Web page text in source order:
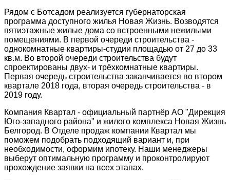
Рядом с Ботсадом реализуется губернаторская
программа доступного жилья Новая Жизнь. Возводятся
пятиэтажные жилые дома со встроенными нежилыми
помещениями. В первой очереди строительства -
однокомнатные квартиры-студии площадью от 27 до 33
кв.м. Во второй очереди строительства будут
спроектированы двух- и трёхкомнатные квартиры.
Первая очередь строительства заканчивается во втором
квартале 2018 года, вторая очередь строительства - в
2019 году.
Компания Квартал - официальный партнёр АО "Дирекция
Юго-западного района" и жилого комплекса Новая Жизнь
Белгород. В Отделе продаж компании Квартал мы
поможем подобрать подходящий вариант и, при
необходимости, оформим ипотеку. Наши менеджеры
выберут оптимальную программу и проконтролируют
прохождение заявки на всех этапах.